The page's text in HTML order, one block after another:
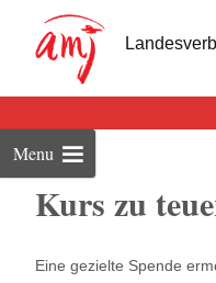
Menu
Kurs zu
Eine gezielte Spende